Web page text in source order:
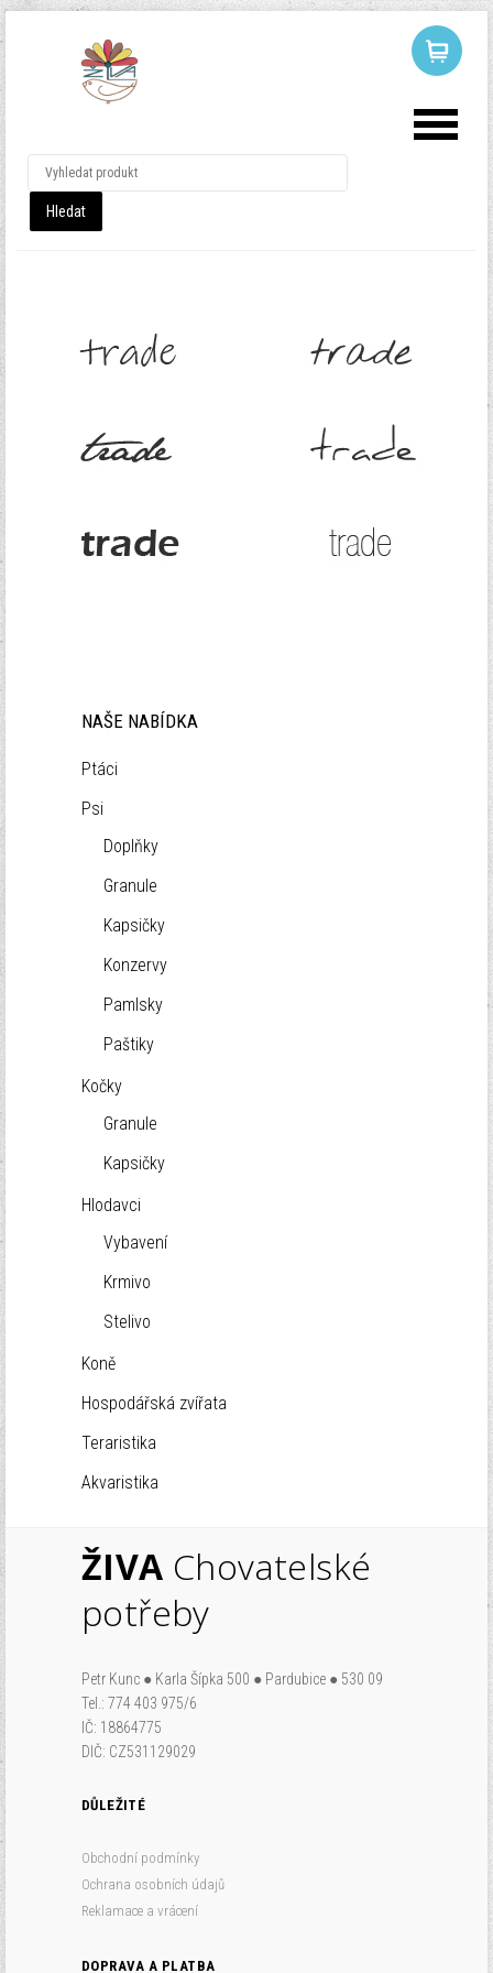
NAŠE NABÍDKA
Ptáci
Psi
Doplňky
Granule
Kapsičky
Konzervy
Pamlsky
Paštiky
Kočky
Granule
Kapsičky
Hlodavci
Vybavení
Krmivo
Stelivo
Koně
Hospodářská zvířata
Teraristika
Akvaristika
ŽIVA Chovatelské
potřeby
Petr Kunc ● Karla Šípka 500 ● Pardubice ● 530 09
Tel.: 774 403 975/6
IČ: 18864775
DIČ: CZ531129029
DŮLEŽITÉ
Obchodní podmínky
Ochrana osobních údajů
Reklamace a vrácení
DOPRAVA A PLATBA
LOG INORREGISTER
Zapomenuté heslo? Zapomenuté jméno?